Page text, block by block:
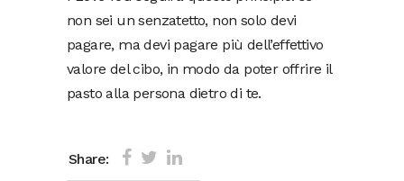
non sei un senzatetto, non solo devi
pagare, ma devi pagare più dell’effettivo
valore del cibo, in modo da poter offrire il
pasto alla persona dietro di te.
Share: